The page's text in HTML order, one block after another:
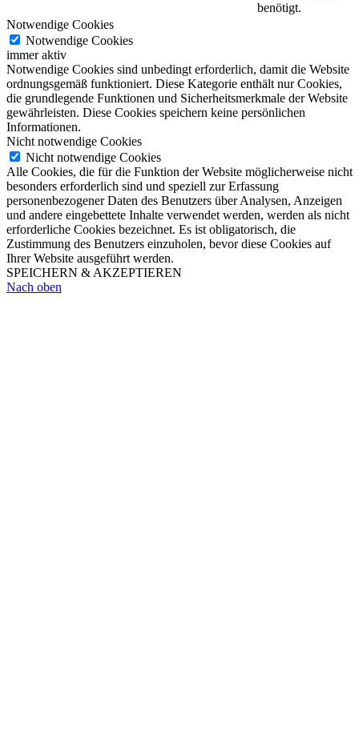
benötigt.
Notwendige Cookies
Notwendige Cookies
immer aktiv
Notwendige Cookies sind unbedingt erforderlich, damit die Website
ordnungsgemäß funktioniert. Diese Kategorie enthält nur Cookies,
die grundlegende Funktionen und Sicherheitsmerkmale der Website
gewährleisten. Diese Cookies speichern keine persönlichen
Informationen.
Nicht notwendige Cookies
Nicht notwendige Cookies
Alle Cookies, die für die Funktion der Website möglicherweise nicht
besonders erforderlich sind und speziell zur Erfassung
personenbezogener Daten des Benutzers über Analysen, Anzeigen
und andere eingebettete Inhalte verwendet werden, werden als nicht
erforderliche Cookies bezeichnet. Es ist obligatorisch, die
Zustimmung des Benutzers einzuholen, bevor diese Cookies auf
Ihrer Website ausgeführt werden.
SPEICHERN & AKZEPTIEREN
Nach oben